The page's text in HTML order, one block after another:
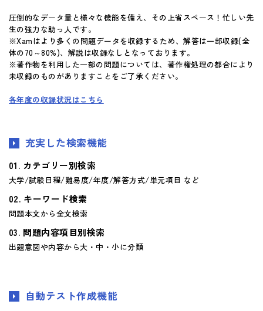
圧倒的なデータ量と様々な機能を備え、その上省スペース！忙しい先
生の強力な助っ人です。
※Xamはより多くの問題データを収録するため、解答は一部収録(全
体の70～80%)、解説は収録なしとなっております。
※著作物を利用した一部の問題については、著作権処理の都合により
未収録のものがありますことをご了承ください。
各年度の収録状況はこちら
充実した検索機能
カテゴリー別検索
大学/試験日程/難易度/年度/解答方式/単元項目 など
キーワード検索
問題本文から全文検索
問題内容項目別検索
出題意図や内容から大・中・小に分類
自動テスト作成機能